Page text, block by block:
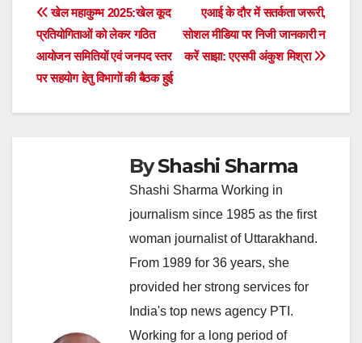
Post
navigation
एआई के दौर में सतर्कता जरूरी,
सोशल मीडिया पर निजी जानकारी न
करें साझा: एएसपी अंकुश मिश्रा
खेल महाकुम्भ 2025:खेल कूद
प्रतियोगिताओं को लेकर गठित
आयोजन समितियों एवं जनपद स्तर
पर सहयोग हेतु विभागों की बैठक हुई
ByShashi Sharma
Shashi Sharma Working in
journalism since 1985 as the first
woman journalist of Uttarakhand.
From 1989 for 36 years, she
provided her strong services for
India's top news agency PTI.
Working for a long period of